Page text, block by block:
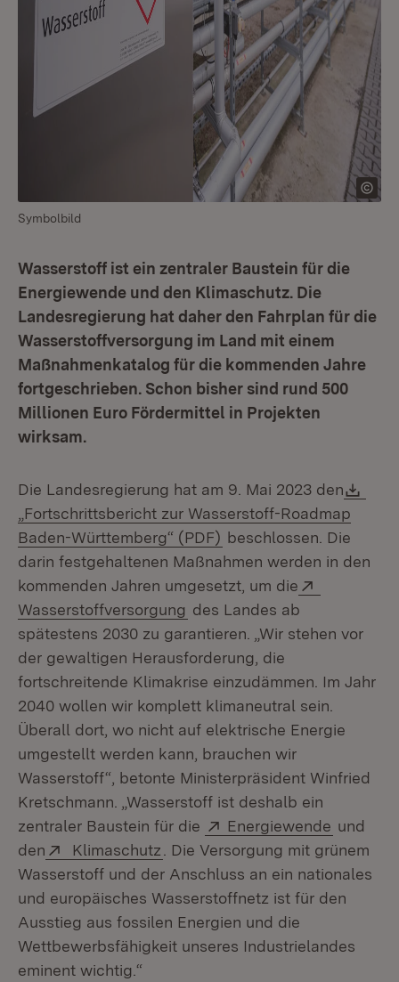
Symbolbild
Wasserstoff ist ein zentraler Baustein für die
Energiewende und den Klimaschutz. Die
Landesregierung hat daher den Fahrplan für die
Wasserstoffversorgung im Land mit einem
Maßnahmenkatalog für die kommenden Jahre
fortgeschrieben. Schon bisher sind rund 500
Millionen Euro Fördermittel in Projekten
wirksam.
Die Landesregierung hat am 9. Mai 2023 den
„Fortschrittsbericht zur Wasserstoff-Roadmap
Baden-Württemberg“ (PDF) (Öffnet in neuem
beschlossen. Die
darin festgehaltenen Maßnahmen werden in den
kommenden Jahren umgesetzt, um die
Wasserstoffversorgung (Öffnet in neuem Fenster)
des Landes ab
spätestens 2030 zu garantieren. „Wir stehen vor
der gewaltigen Herausforderung, die
fortschreitende Klimakrise einzudämmen. Im Jahr
2040 wollen wir komplett klimaneutral sein.
Überall dort, wo nicht auf elektrische Energie
umgestellt werden kann, brauchen wir
Wasserstoff“, betonte Ministerpräsident Winfried
Kretschmann. „Wasserstoff ist deshalb ein
zentraler Baustein für die
Extern:
Energiewende (Öffnet
und
den
Extern:
Klimaschutz (Öffnet in neuem Fenster)
. Die Versorgung mit grünem
Wasserstoff und der Anschluss an ein nationales
und europäisches Wasserstoffnetz ist für den
Ausstieg aus fossilen Energien und die
Wettbewerbsfähigkeit unseres Industrielandes
eminent wichtig.“